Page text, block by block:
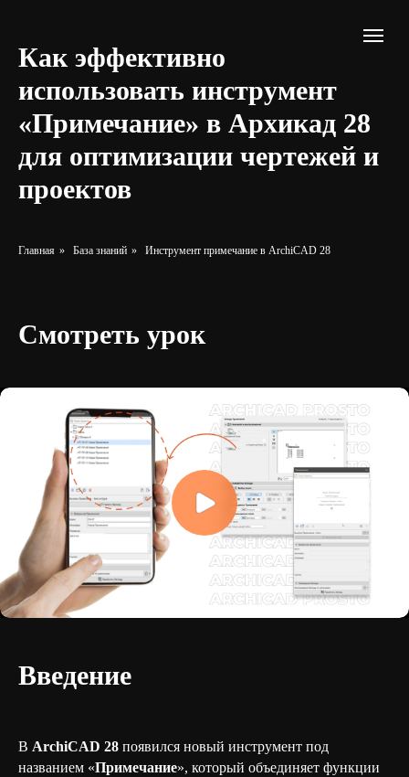
Как эффективно
использовать инструмент
«Примечание» в Архикад 28
для оптимизации чертежей и
проектов
Главная » База знаний » Инструмент примечание в ArchiCAD 28
Смотреть урок
Введение
В ArchiCAD 28 появился новый инструмент под
названием «Примечание», который объединяет функции